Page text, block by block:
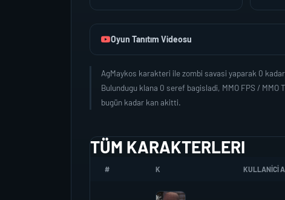
Oyun Tanıtım Videosu
AgMaykos karakteri ile zombi savasi yaparak 0
Bulundugu klana 0 seref bagisladi, MMO FPS /
bugün kadar kan akitti.
TÜM KARAKTERLERI
# K KULLANICI